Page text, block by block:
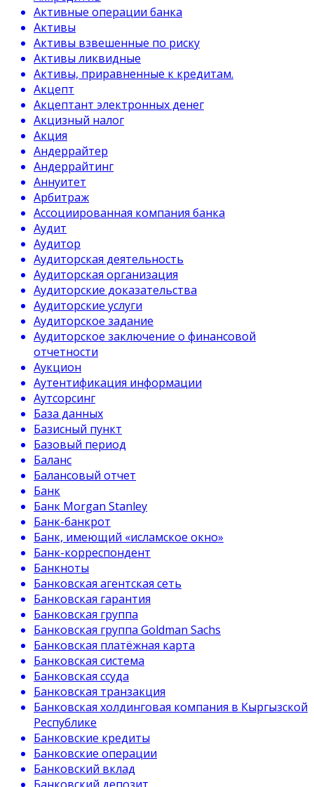
Активные операции банка
Активы
Активы взвешенные по риску
Активы ликвидные
Активы, приравненные к кредитам.
Акцепт
Акцептант электронных денег
Акцизный налог
Акция
Андеррайтер
Андеррайтинг
Аннуитет
Арбитраж
Ассоциированная компания банка
Аудит
Аудитор
Аудиторская деятельность
Аудиторская организация
Аудиторские доказательства
Аудиторские услуги
Аудиторское задание
Аудиторское заключение о финансовой
отчетности
Аукцион
Аутентификация информации
Аутсорсинг
База данных
Базисный пункт
Базовый период
Баланс
Балансовый отчет
Банк
Банк Morgan Stanley
Банк-банкрот
Банк, имеющий «исламское окно»
Банк-корреспондент
Банкноты
Банковская агентская сеть
Банковская гарантия
Банковская группа
Банковская группа Goldman Sachs
Банковская платёжная карта
Банковская система
Банковская ссуда
Банковская транзакция
Банковская холдинговая компания в Кыргызской
Республике
Банковские кредиты
Банковские операции
Банковский вклад